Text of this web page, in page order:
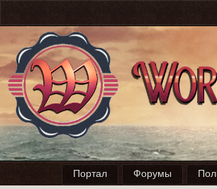
Портал Форумы